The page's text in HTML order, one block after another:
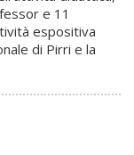
e 11
espositiva
di Pirri e la